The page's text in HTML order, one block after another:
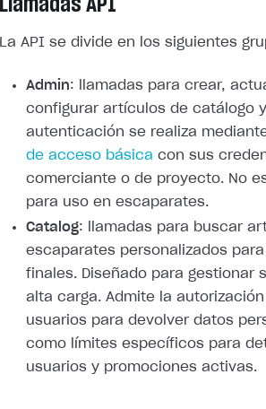
La API se divide en los siguientes
Admin: llamadas para crear,
configurar artículos de catálogo
autenticación se realiza
de acceso básica con sus
comerciante o de proyecto. No
para uso en escaparates.
Catalog: llamadas para buscar
escaparates personalizados
finales. Diseñado para gestionar
alta carga. Admite la
usuarios para devolver datos
como límites específicos para
usuarios y promociones activas.